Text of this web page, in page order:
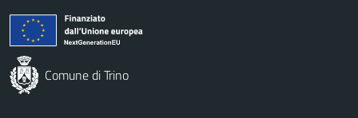
Comune di Trino